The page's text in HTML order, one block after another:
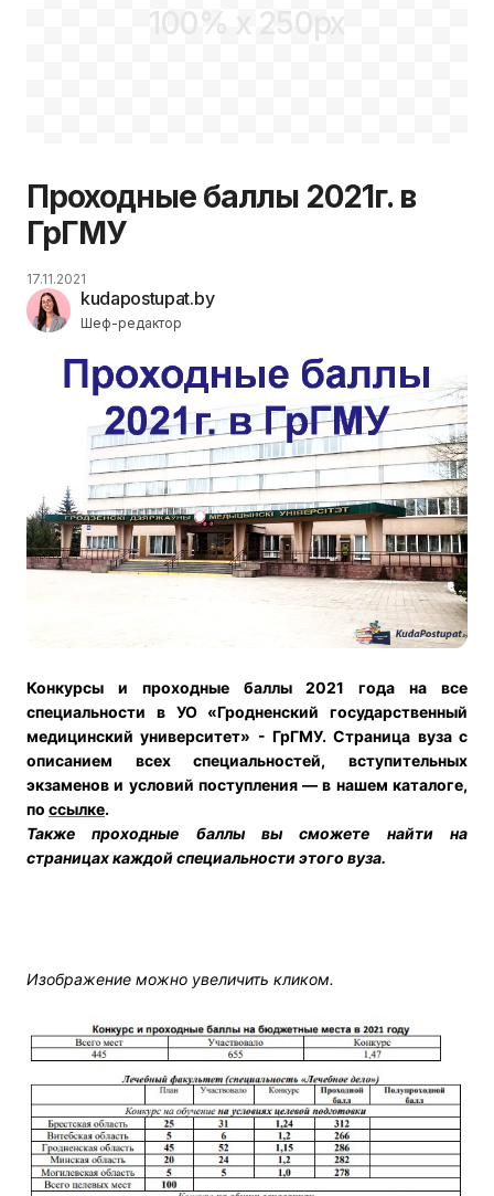
100% x 250px
Проходные баллы 2021г. в
ГрГМУ
kudapostupat.by
Шеф-редактор
17.11.2021
Конкурсы и проходные баллы 2021 года на все
специальности в УО «Гродненский государственный
медицинский университет» - ГрГМУ.Страница вуза с
описанием всех специальностей, вступительных
экзаменов и условий поступления — в нашем каталоге,
по ссылке.
Также проходные баллы вы сможете найти на
страницах каждой специальности этого вуза.
Изображение можно увеличить кликом.